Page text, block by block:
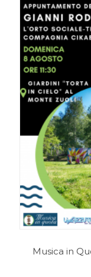
Musica in